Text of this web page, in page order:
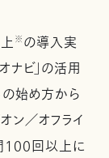
※ の導入実
ナビ」の活用
の始め方から
ン／オフライ
100回以上に